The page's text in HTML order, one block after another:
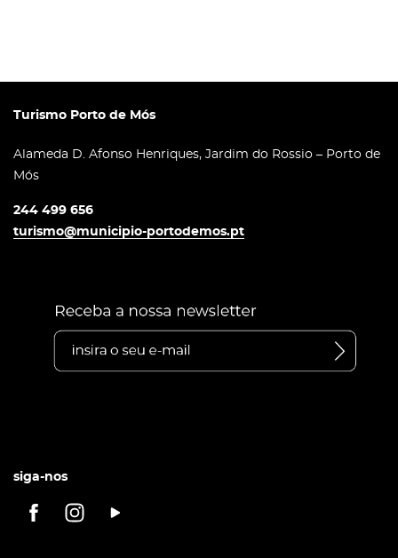
Turismo Porto de Mós
Alameda D. Afonso Henriques, Jardim do Rossio – Porto de
Mós
244 499 656
turismo@municipio-portodemos.pt
siga-nos